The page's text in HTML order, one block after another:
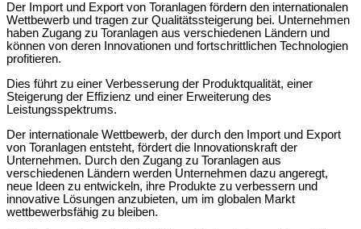
Der Import und Export von Toranlagen fördern den internationalen
Wettbewerb und tragen zur Qualitätssteigerung bei. Unternehmen
haben Zugang zu Toranlagen aus verschiedenen Ländern und
können von deren Innovationen und fortschrittlichen Technologien
profitieren.
Dies führt zu einer Verbesserung der Produktqualität, einer
Steigerung der Effizienz und einer Erweiterung des
Leistungsspektrums.
Der internationale Wettbewerb, der durch den Import und Export
von Toranlagen entsteht, fördert die Innovationskraft der
Unternehmen. Durch den Zugang zu Toranlagen aus
verschiedenen Ländern werden Unternehmen dazu angeregt,
neue Ideen zu entwickeln, ihre Produkte zu verbessern und
innovative Lösungen anzubieten, um im globalen Markt
wettbewerbsfähig zu bleiben.